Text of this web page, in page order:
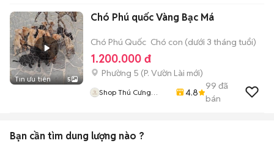
Tin ưu tiên 5
Chó Phú quốc Vàng Bạc Má
Chó Phú Quốc Chó con (dưới 3 tháng tuổi)
1.200.000 đ
Phường 5 (P. Vườn Lài mới)
Shop Thú Cưng
4.8
99 đã
bán
Bạn cần tìm dung lượng nào ?